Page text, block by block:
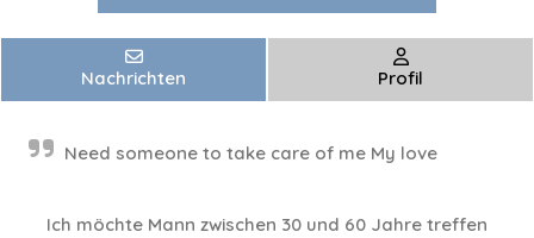
Nachrichten Profil
Need someone to take care of me My love
Ich möchte Mann zwischen 30 und 60 Jahre treffen